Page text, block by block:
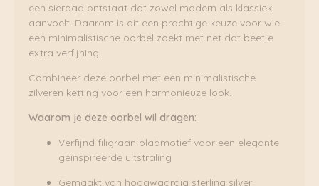
een sieraad ontstaat dat zowel modern als klassiek
aanvoelt. Daarom is dit een prachtige keuze voor wie
een minimalistische oorbel zoekt met net dat beetje
extra verfijning.
Combineer deze oorbel met een minimalistische
zilveren ketting voor een harmonieuze look.
Waarom je deze oorbel wil dragen:
Verfijnd filigraan bladmotief voor een elegante
geïnspireerde uitstraling
Gemaakt van hoogwaardig sterling silver